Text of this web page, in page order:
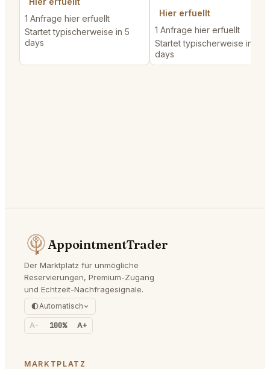
1 Anfrage hier erfuellt
Startet typischerweise in 5
days
Hier erfuellt
1 Anfrage hier erfuellt
Startet typischerweise in 2
days
AppointmentTrader
Der Marktplatz für unmögliche
Reservierungen, Premium-Zugang
und Echtzeit-Nachfragesignale.
Automatisch
A- 100% A+
MARKTPLATZ